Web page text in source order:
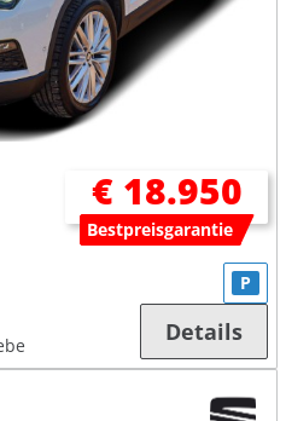
€ 18.950
Bestpreisgarantie
P
Details